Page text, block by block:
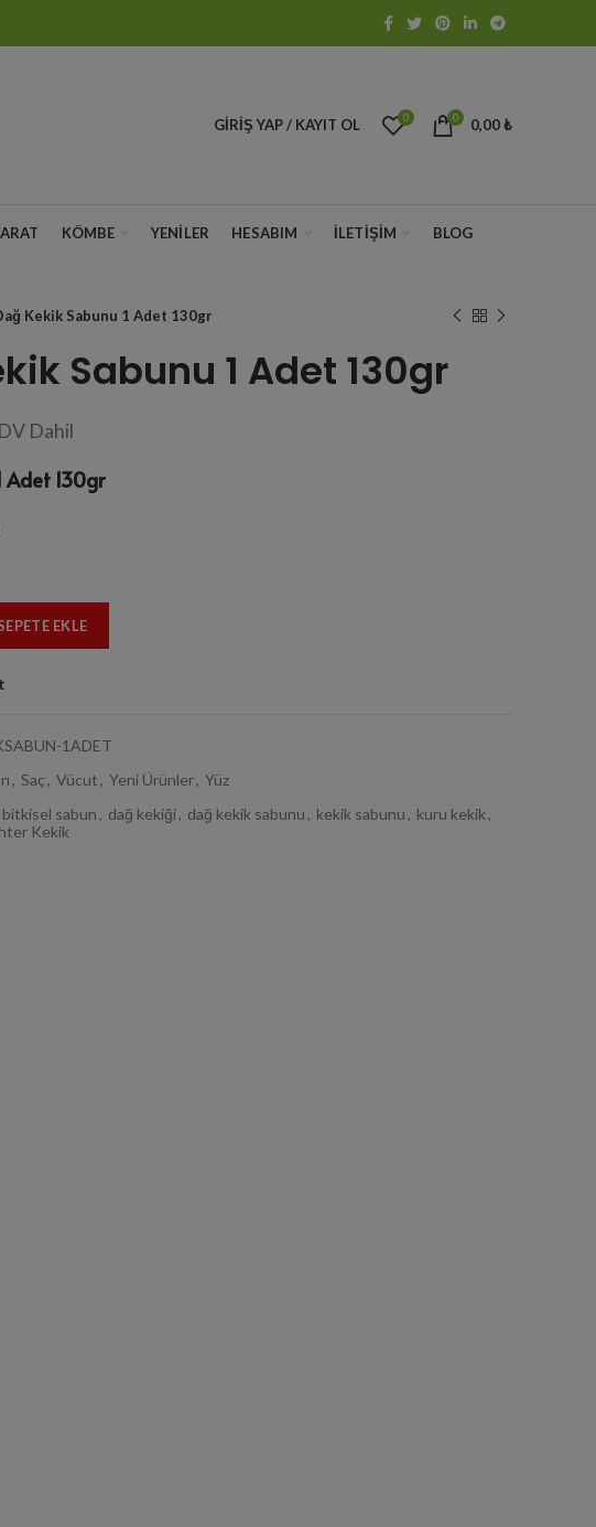
GIRIŞ YAP / KAYIT OL 0 0 0,00₺
KÖMBE YENILER HESABIM İLETIŞIM BLOG
Kekik Sabunu 1 Adet 130gr
Sabunu 1 Adet 130gr
Dahil
Adet 130gr
EKLE
1ADET
, Saç, Vücut, Yeni Ürünler, Yüz
bitkisel sabun, dağ kekiği, dağ kekik sabunu, kekik sabunu, kuru kekik,
Kekik